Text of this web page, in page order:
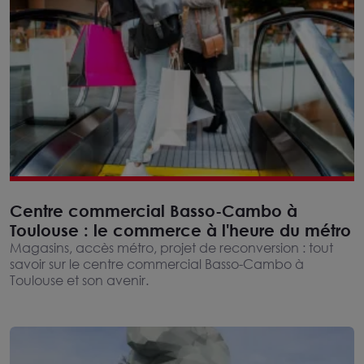
Centre commercial Basso-Cambo à
Toulouse : le commerce à l'heure du métro
Magasins, accès métro, projet de reconversion : tout
savoir sur le centre commercial Basso-Cambo à
Toulouse et son avenir.